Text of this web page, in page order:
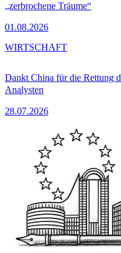
„zerbrochene Träume“
01.08.2026
Dankt China für die Rettung
Analysten
28.07.2026
WIRTSCHAFT